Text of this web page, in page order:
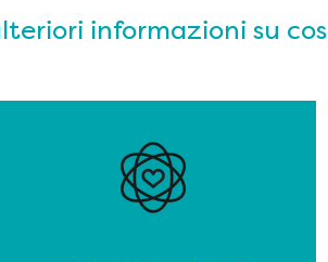
informazioni su